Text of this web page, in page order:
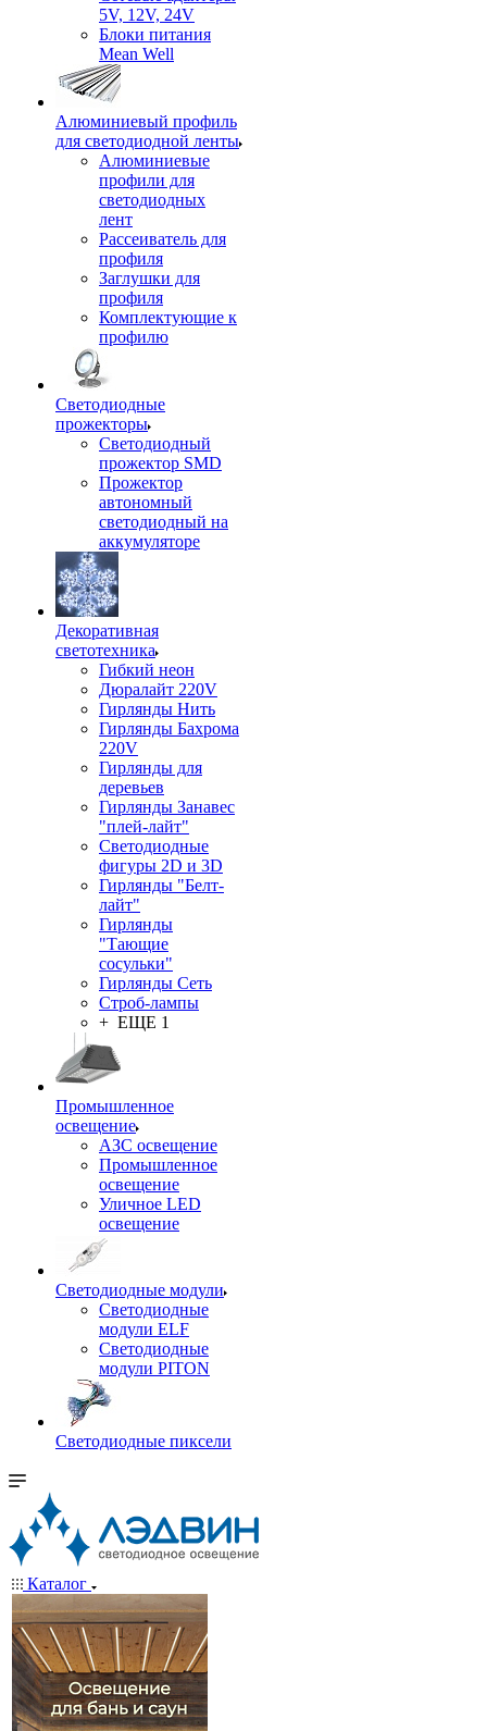
5V, 12V, 24V
Блоки питания
Mean Well
Алюминиевый профиль
для светодиодной ленты
Алюминиевые
профили для
светодиодных
лент
Рассеиватель для
профиля
Заглушки для
профиля
Комплектующие к
профилю
Светодиодные
прожекторы
Светодиодный
прожектор SMD
Прожектор
автономный
светодиодный на
аккумуляторе
Декоративная
светотехника
Гибкий неон
Дюралайт 220V
Гирлянды Нить
Гирлянды Бахрома
220V
Гирлянды для
деревьев
Гирлянды Занавес
"плей-лайт"
Светодиодные
фигуры 2D и 3D
Гирлянды "Белт-
лайт"
Гирлянды
"Тающие
сосульки"
Гирлянды Сеть
Строб-лампы
+ ЕЩЕ 1
Промышленное
освещение
АЗС освещение
Промышленное
освещение
Уличное LED
освещение
Светодиодные модули
Светодиодные
модули ELF
Светодиодные
модули PITON
Светодиодные пиксели
Каталог